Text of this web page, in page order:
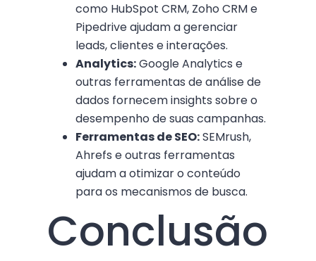
como HubSpot CRM, Zoho CRM e
Pipedrive ajudam a gerenciar
leads, clientes e interações.
Analytics:Google Analytics e
outras ferramentas de análise de
dados fornecem insights sobre o
desempenho de suas campanhas.
Ferramentas de SEO:SEMrush,
Ahrefs e outras ferramentas
ajudam a otimizar o conteúdo
para os mecanismos de busca.
Conclusão